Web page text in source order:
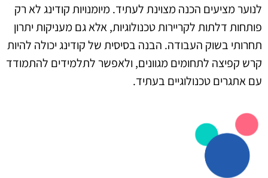
לנוער מציעים הכנה מצוינת לעתיד. מיומנויות קודינג לא רק
פותחות דלתות לקריירות טכנולוגיות, אלא גם מעניקות יתרון
תחרותי בשוק העבודה. הבנה בסיסית של קודינג יכולה להיות
קרש קפיצה לתחומים מגוונים, ולאפשר לתלמידים להתמודד
עם אתגרים טכנולוגיים בעתיד.